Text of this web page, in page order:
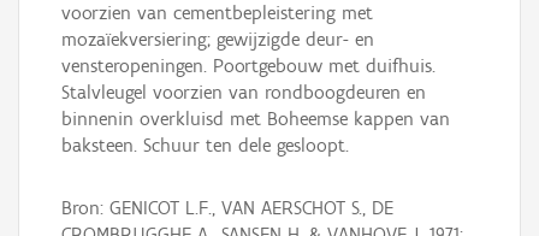
voorzien van cementbepleistering met
mozaïekversiering; gewijzigde deur- en
vensteropeningen. Poortgebouw met duifhuis.
Stalvleugel voorzien van rondboogdeuren en
binnenin overkluisd met Boheemse kappen van
baksteen. Schuur ten dele gesloopt.
Bron: GENICOT L.F., VAN AERSCHOT S., DE